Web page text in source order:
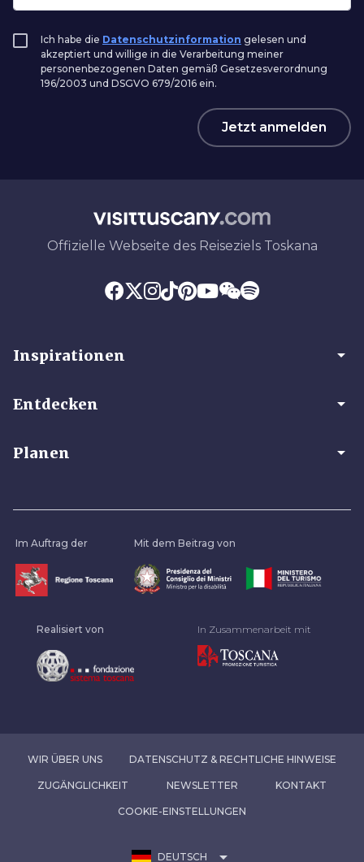
Ich habe die Datenschutzinformation gelesen und
akzeptiert und willige in die Verarbeitung meiner
personenbezogenen Daten gemäß Gesetzesverordnung
196/2003 und DSGVO 679/2016 ein.
Jetzt anmelden
Offizielle Webseite des Reiseziels Toskana
Inspirationen arrow_drop_down
Entdecken arrow_drop_down
Planen arrow_drop_down
Im Auftrag der Mit dem Beitrag von
Realisiert von In Zusammenarbeit mit
WIR ÜBER UNS DATENSCHUTZ & RECHTLICHE HINWEISE
ZUGÄNGLICHKEIT NEWSLETTER KONTAKT
COOKIE-EINSTELLUNGEN
DEUTSCH arrow_drop_down